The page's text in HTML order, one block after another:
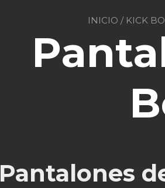
INICIO / KICK
Pantalones